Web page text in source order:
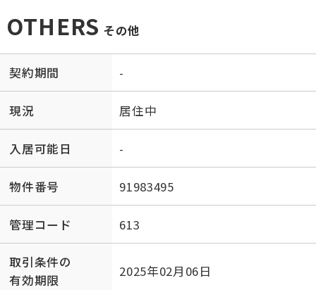
OTHERS その他
契約期間 -
現況 居住中
入居可能日 -
物件番号 91983495
管理コード 613
取引条件の
有効期限
2025年02月06日